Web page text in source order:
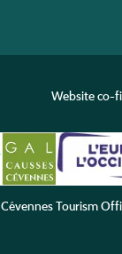
Website co-
Cévennes Tourism